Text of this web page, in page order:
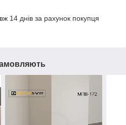
14 днів за рахунок покупця